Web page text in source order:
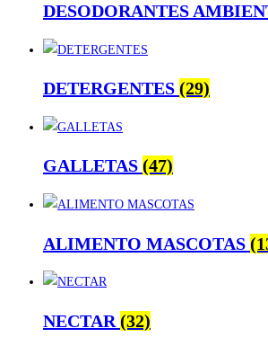
DESODORANTES
DETERGENTES (29)
GALLETAS (47)
ALIMENTO MASCOTAS
NECTAR (32)